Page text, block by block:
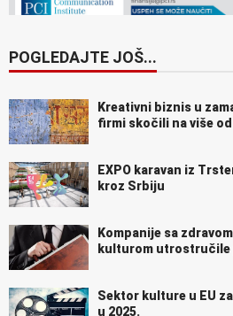
POGLEDAJTE JOŠ...
Kreativni biznis u
firmi skočili na više
EXPO karavan iz
kroz Srbiju
Kompanije sa
kulturom
Sektor kulture u EU
u 2025.